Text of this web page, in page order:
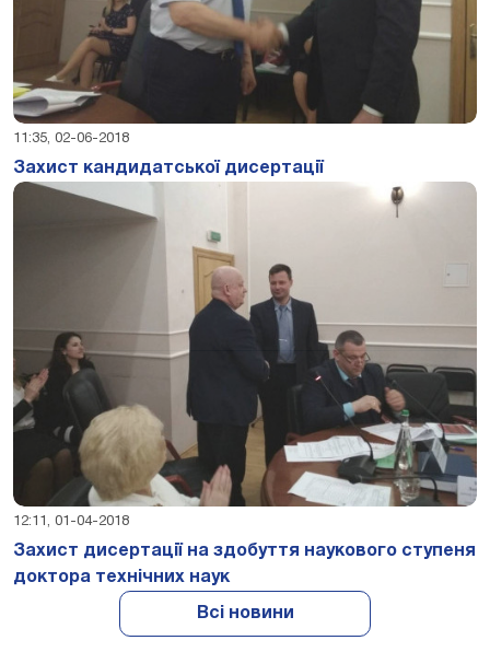
11:35, 02-06-2018
Захист кандидатської дисертації
12:11, 01-04-2018
Захист дисертації на здобуття наукового ступеня
доктора технічних наук
Всі новини